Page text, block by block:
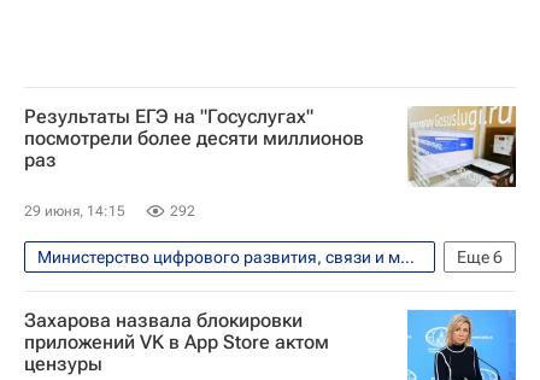
Результаты ЕГЭ на "Госуслугах"
посмотрели более десяти миллионов
раз
29 июня, 14:15 292
Еще6
Министерство цифрового развития, связи и массовых коммуникаций РФ (Минцифры России)
Общество
Приемная кампания в вузы
Единый государственный экзамен (ЕГЭ)
Россия
Захарова назвала блокировки
приложений VK в App Store актом
цензуры